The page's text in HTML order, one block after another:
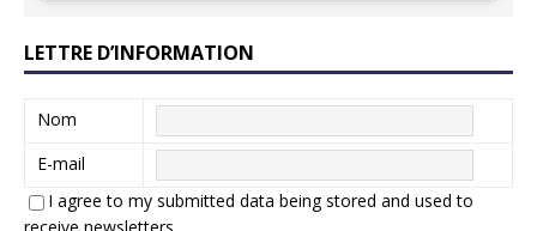
LETTRE D’INFORMATION
Nom
E-mail
I agree to my submitted data being stored and used to